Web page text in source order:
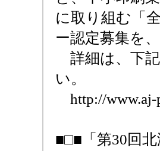
に取り組む「
ー認定募集を
詳細は、下
い。
http://www.aj-
■□■「第30回